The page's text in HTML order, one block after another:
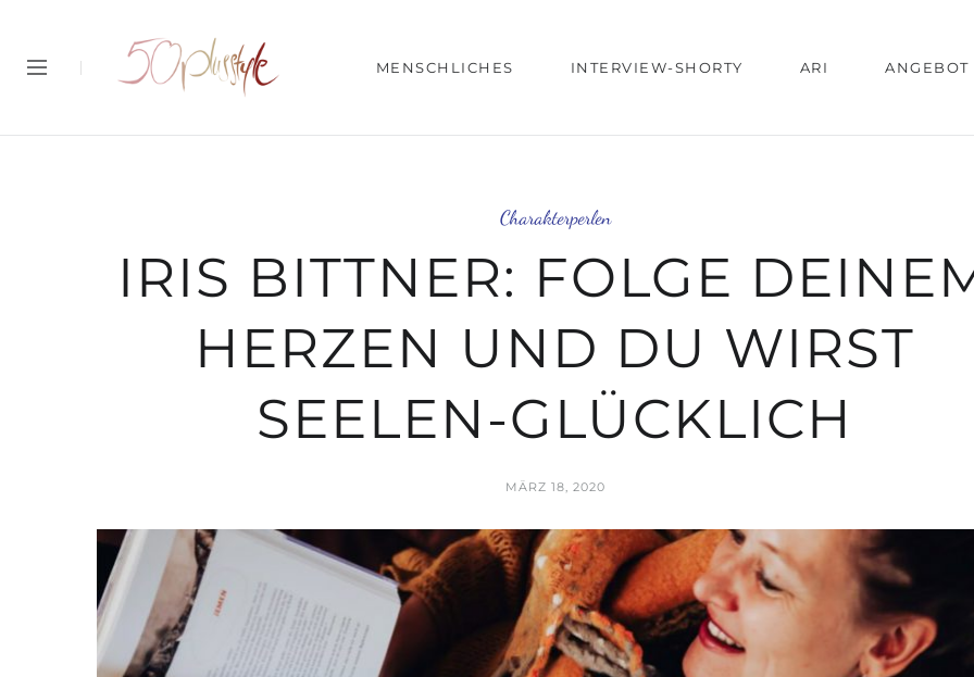
MENSCHLICHES INTERVIEW-SHORTY ARI ANGEBOT
Charakterperlen
IRIS BITTNER: FOLGE
HERZEN UND DU WIRST
SEELEN-GLÜCKLICH
MÄRZ 18, 2020